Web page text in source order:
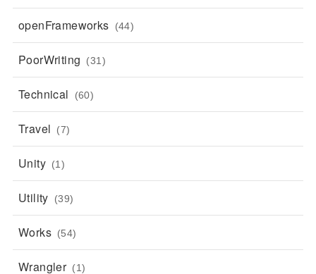
openFrameworks (44)
PoorWriting (31)
Technical (60)
Travel (7)
Unity (1)
Utility (39)
Works (54)
Wrangler (1)